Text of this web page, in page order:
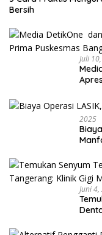
Bersih
Juli
2025
Juni